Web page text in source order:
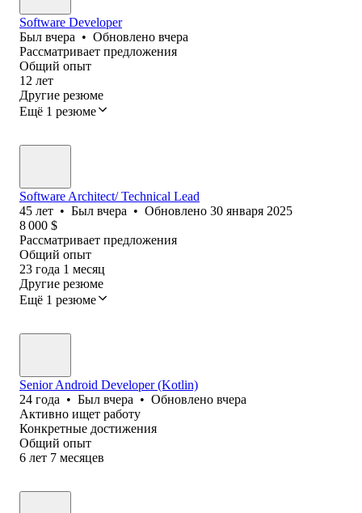
Software Developer
Был вчера • Обновлено вчера
Рассматривает предложения
Общий опыт
12 лет
Другие резюме
Ещё 1 резюме
Software Architect/ Technical Lead
45 лет • Был вчера • Обновлено 30 января 2025
8 000 $
Рассматривает предложения
Общий опыт
23 года 1 месяц
Другие резюме
Ещё 1 резюме
Senior Android Developer (Kotlin)
24 года • Был вчера • Обновлено вчера
Активно ищет работу
Конкретные достижения
Общий опыт
6 лет 7 месяцев